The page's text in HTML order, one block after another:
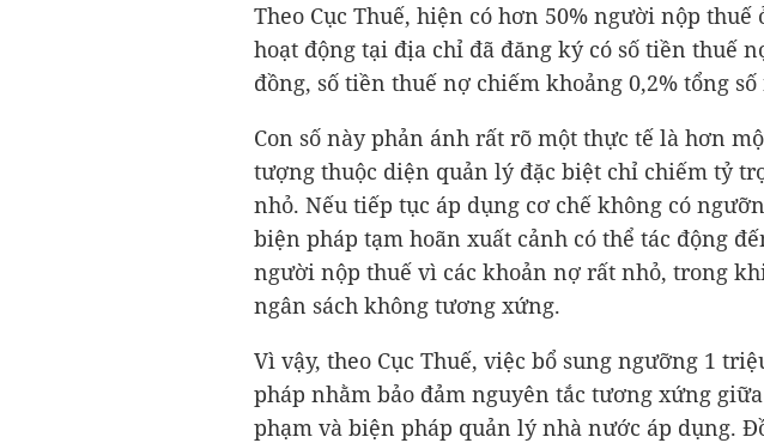
Theo Cục Thuế, hiện có hơn 50% người nộp
hoạt động tại địa chỉ đã đăng ký có số tiền thuế
đồng, số tiền thuế nợ chiếm khoảng 0,2% tổng
Con số này phản ánh rất rõ một thực tế là hơn
tượng thuộc diện quản lý đặc biệt chỉ chiếm tỷ
nhỏ. Nếu tiếp tục áp dụng cơ chế không có
biện pháp tạm hoãn xuất cảnh có thể tác động
người nộp thuế vì các khoản nợ rất nhỏ, trong
ngân sách không tương xứng.
Vì vậy, theo Cục Thuế, việc bổ sung ngưỡng 1
pháp nhằm bảo đảm nguyên tắc tương xứng
phạm và biện pháp quản lý nhà nước áp dụng.